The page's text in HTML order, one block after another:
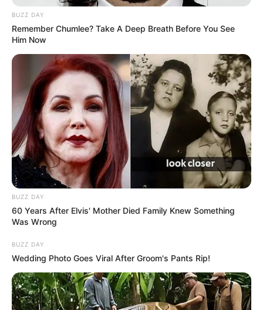
BUZZ DAY
Remember Chumlee? Take A Deep Breath Before You See
Him Now
BUZZ DAY
60 Years After Elvis' Mother Died Family Knew Something
Was Wrong
BUZZ DAY
Wedding Photo Goes Viral After Groom's Pants Rip!